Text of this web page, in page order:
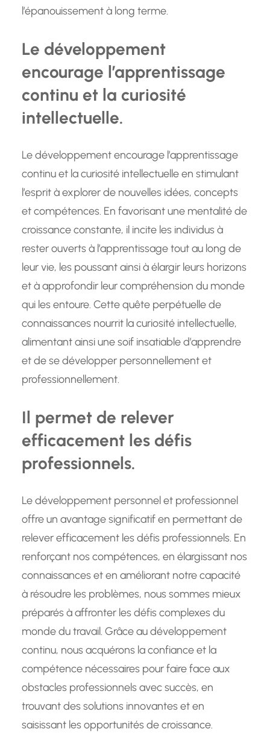
l’épanouissement à long terme.
Le développement
encourage l’apprentissage
continu et la curiosité
intellectuelle.
Le développement encourage l’apprentissage
continu et la curiosité intellectuelle en stimulant
l’esprit à explorer de nouvelles idées, concepts
et compétences. En favorisant une mentalité de
croissance constante, il incite les individus à
rester ouverts à l’apprentissage tout au long de
leur vie, les poussant ainsi à élargir leurs horizons
et à approfondir leur compréhension du monde
qui les entoure. Cette quête perpétuelle de
connaissances nourrit la curiosité intellectuelle,
alimentant ainsi une soif insatiable d’apprendre
et de se développer personnellement et
professionnellement.
Il permet de relever
efficacement les défis
professionnels.
Le développement personnel et professionnel
offre un avantage significatif en permettant de
relever efficacement les défis professionnels. En
renforçant nos compétences, en élargissant nos
connaissances et en améliorant notre capacité
à résoudre les problèmes, nous sommes mieux
préparés à affronter les défis complexes du
monde du travail. Grâce au développement
continu, nous acquérons la confiance et la
compétence nécessaires pour faire face aux
obstacles professionnels avec succès, en
trouvant des solutions innovantes et en
saisissant les opportunités de croissance.